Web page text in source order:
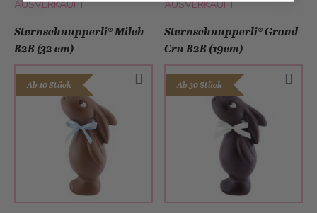
AUSVERKAUFT
AUSVERKAUFT
Sternschnupperli® Milch
B2B (32 cm)
Ab 10 Stück
Sternschnupperli® Grand
Cru B2B (19cm)
Ab 30 Stück